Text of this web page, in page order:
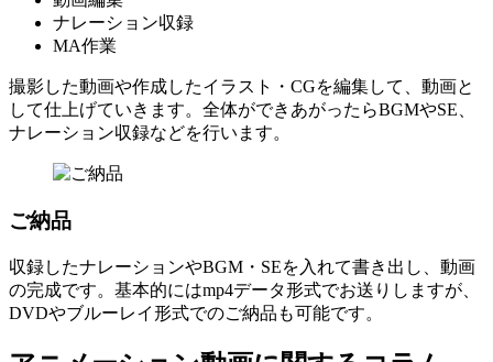
ナレーション収録
MA作業
撮影した動画や作成したイラスト・CGを編集して、動画と
して仕上げていきます。全体ができあがったらBGMやSE、
ナレーション収録などを行います。
ご納品
収録したナレーションやBGM・SEを入れて書き出し、動画
の完成です。基本的にはmp4データ形式でお送りしますが、
DVDやブルーレイ形式でのご納品も可能です。